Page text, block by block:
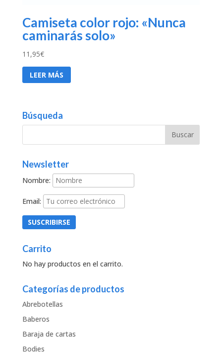
Camiseta color rojo: «Nunca
caminarás solo»
11,95€
LEER MÁS
Búsqueda
Newsletter
Nombre:
Email:
Carrito
No hay productos en el carrito.
Categorías de productos
Abrebotellas
Baberos
Baraja de cartas
Bodies